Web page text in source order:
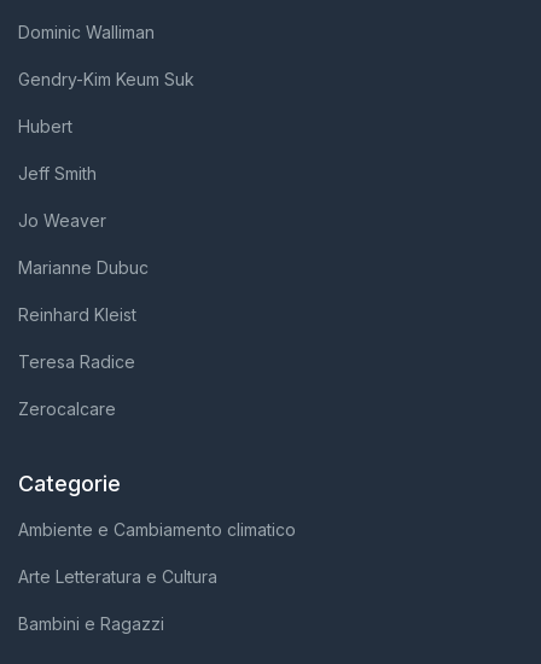
Dominic Walliman
Gendry-Kim Keum Suk
Hubert
Jeff Smith
Jo Weaver
Marianne Dubuc
Reinhard Kleist
Teresa Radice
Zerocalcare
Categorie
Ambiente e Cambiamento climatico
Arte Letteratura e Cultura
Bambini e Ragazzi